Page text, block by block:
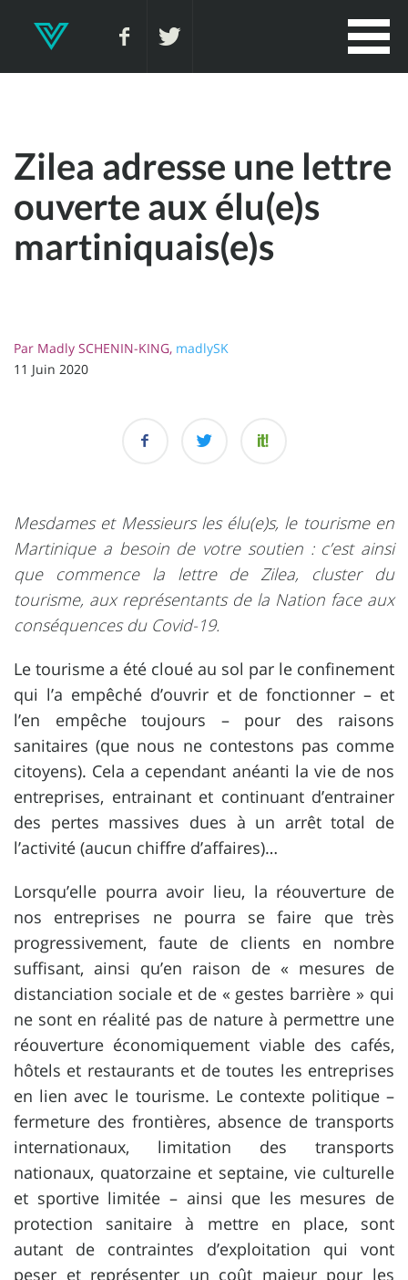
Zilea adresse une lettre
ouverte aux élu(e)s
martiniquais(e)s
Par Madly SCHENIN-KING, madlySK
11 Juin 2020
Mesdames et Messieurs les élu(e)s, le tourisme en
Martinique a besoin de votre soutien : c’est ainsi
que commence la lettre de Zilea, cluster du
tourisme, aux représentants de la Nation face aux
conséquences du Covid-19.
Le tourisme a été cloué au sol par le confinement
qui l’a empêché d’ouvrir et de fonctionner – et
l’en empêche toujours – pour des raisons
sanitaires (que nous ne contestons pas comme
citoyens). Cela a cependant anéanti la vie de nos
entreprises, entrainant et continuant d’entrainer
des pertes massives dues à un arrêt total de
l’activité (aucun chiffre d’affaires)…
Lorsqu’elle pourra avoir lieu, la réouverture de
nos entreprises ne pourra se faire que très
progressivement, faute de clients en nombre
suffisant, ainsi qu’en raison de « mesures de
distanciation sociale et de « gestes barrière » qui
ne sont en réalité pas de nature à permettre une
réouverture économiquement viable des cafés,
hôtels et restaurants et de toutes les entreprises
en lien avec le tourisme. Le contexte politique –
fermeture des frontières, absence de transports
internationaux, limitation des transports
nationaux, quatorzaine et septaine, vie culturelle
et sportive limitée – ainsi que les mesures de
protection sanitaire à mettre en place, sont
autant de contraintes d’exploitation qui vont
peser et représenter un coût majeur pour les